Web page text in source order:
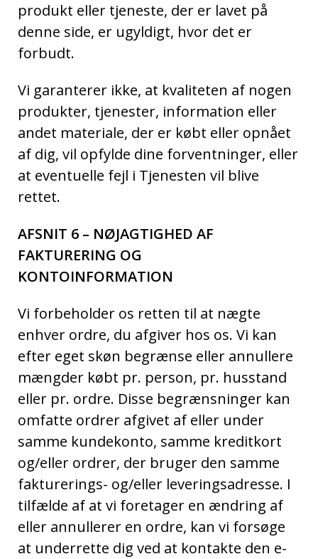
produkt eller tjeneste, der er lavet på
denne side, er ugyldigt, hvor det er
forbudt.
Vi garanterer ikke, at kvaliteten af nogen
produkter, tjenester, information eller
andet materiale, der er købt eller opnået
af dig, vil opfylde dine forventninger, eller
at eventuelle fejl i Tjenesten vil blive
rettet.
AFSNIT 6 – NØJAGTIGHED AF
FAKTURERING OG
KONTOINFORMATION
Vi forbeholder os retten til at nægte
enhver ordre, du afgiver hos os. Vi kan
efter eget skøn begrænse eller annullere
mængder købt pr. person, pr. husstand
eller pr. ordre. Disse begrænsninger kan
omfatte ordrer afgivet af eller under
samme kundekonto, samme kreditkort
og/eller ordrer, der bruger den samme
fakturerings- og/eller leveringsadresse. I
tilfælde af at vi foretager en ændring af
eller annullerer en ordre, kan vi forsøge
at underrette dig ved at kontakte den e-